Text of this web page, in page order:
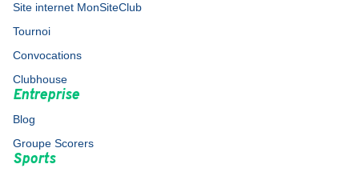
Site internet MonSiteClub
Tournoi
Convocations
Clubhouse
Entreprise
Blog
Groupe Scorers
Sports